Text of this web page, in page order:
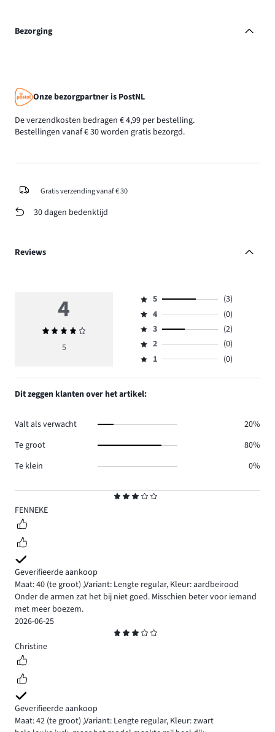
Bezorging
Onze bezorgpartner is PostNL
De verzendkosten bedragen € 4,99 per bestelling.
Bestellingen vanaf € 30 worden gratis bezorgd.
Gratis verzending vanaf € 30
30 dagen bedenktijd
Reviews
3
FENNEKE
Geverifieerde aankoop
Maat: 40 (te groot) ,Variant: Lengte regular, Kleur: aardbeirood
Onder de armen zat het bij niet goed. Misschien beter voor iemand
met meer boezem.
2026-06-25
3
Christine
Geverifieerde aankoop
Maat: 42 (te groot) ,Variant: Lengte regular, Kleur: zwart
4
Gemiddelde
beoordeling
5
Beoordeling
5,
aantal
reviews
3.
5
(3)
Beoordeling
4,
aantal
reviews
4
(0)
Beoordeling
3,
aantal
3
(2)
Beoordeling
2,
0.
2
(0)
Beoordeling
1,
aantal
reviews
1 (0)
Dit zeggen klanten over het artikel:
Valt als verwacht
20%
Te groot
80%
Te klein
0%